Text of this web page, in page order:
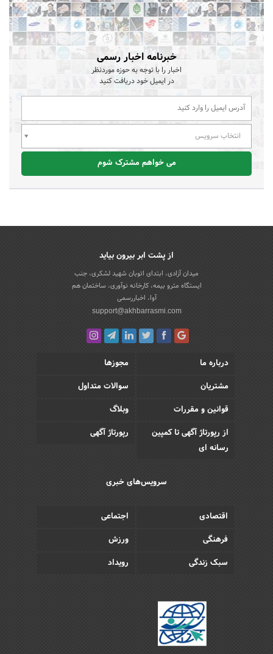
خبرنامه اخبار رسمی
اخبار را با توجه به حوزه موردنظر
در ایمیل خود دریافت کنید
انتخاب سرویس
می خواهم مشترک شوم
از پشت ابر بیرون بیاید
میدان آزادی، ابتدای اتوبان شهید لشکری، جنب
ایستگاه مترو بیمه، کارخانه نوآوری، ساختمان هم
آوا، اخباررسمی
support@akhbarrasmi.com
درباره ما
مجوزها
مشتریان
سوالات متداول
قوانین و مقررات
وبلاگ
از رپورتاژ آگهی تا کمپین
رسانه ای
رپورتاژ آگهی
سرویس‌های خبری
اقتصادی
اجتماعی
فرهنگی
ورزش
سبک زندگی
رویداد